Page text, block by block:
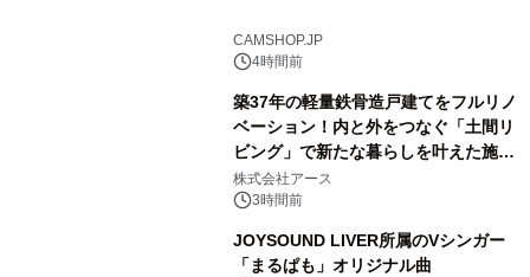
CAMSHOP.JP
4時間前
築37年の軽量鉄骨造戸建てをフルリノ
ベーション！内と外をつなぐ「土間リ
ビング」で新たな暮らしを叶えた施工
事例を株式会社アースが公開
株式会社アース
3時間前
JOYSOUND LIVER所属のVシンガー
「まるぱも」オリジナル曲